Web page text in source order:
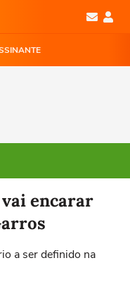
vai encarar
a ser definido na